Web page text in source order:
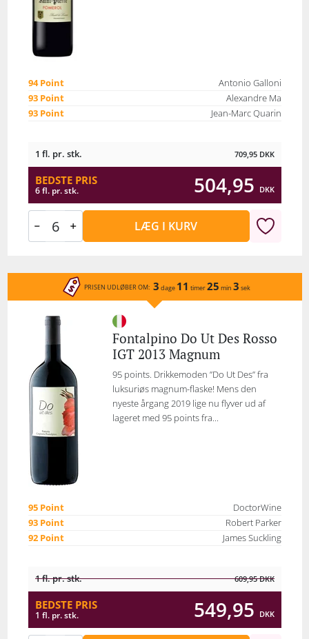
94 Point
Antonio Galloni
93 Point
Alexandre Ma
93 Point
Jean-Marc Quarin
1 fl. pr. stk. 709,95 DKK
BEDSTE PRIS
6 fl. pr. stk. 504,95 DKK
LÆG I KURV
PRISEN UDLØBER OM: 3 dage 11 timer25 min 3 sek
Fontalpino Do Ut Des Rosso
IGT 2013 Magnum
95 points. Drikkemoden ”Do Ut Des” fra
luksuriøs magnum-flaske! Mens den
nyeste årgang 2019 lige nu flyver ud af
lageret med 95 points fra...
95 Point
DoctorWine
93 Point
Robert Parker
92 Point
James Suckling
1 fl. pr. stk. 609,95DKK
BEDSTE PRIS
1 fl. pr. stk. 549,95 DKK